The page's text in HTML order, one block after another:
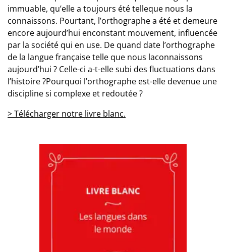
immuable, qu’elle a toujours été telleque nous la
connaissons. Pourtant, l’orthographe a été et demeure
encore aujourd’hui enconstant mouvement, influencée
par la société qui en use. De quand date l’orthographe
de la langue française telle que nous laconnaissons
aujourd’hui ? Celle-ci a-t-elle subi des fluctuations dans
l’histoire ?Pourquoi l’orthographe est-elle devenue une
discipline si complexe et redoutée ?
> Télécharger notre livre blanc.